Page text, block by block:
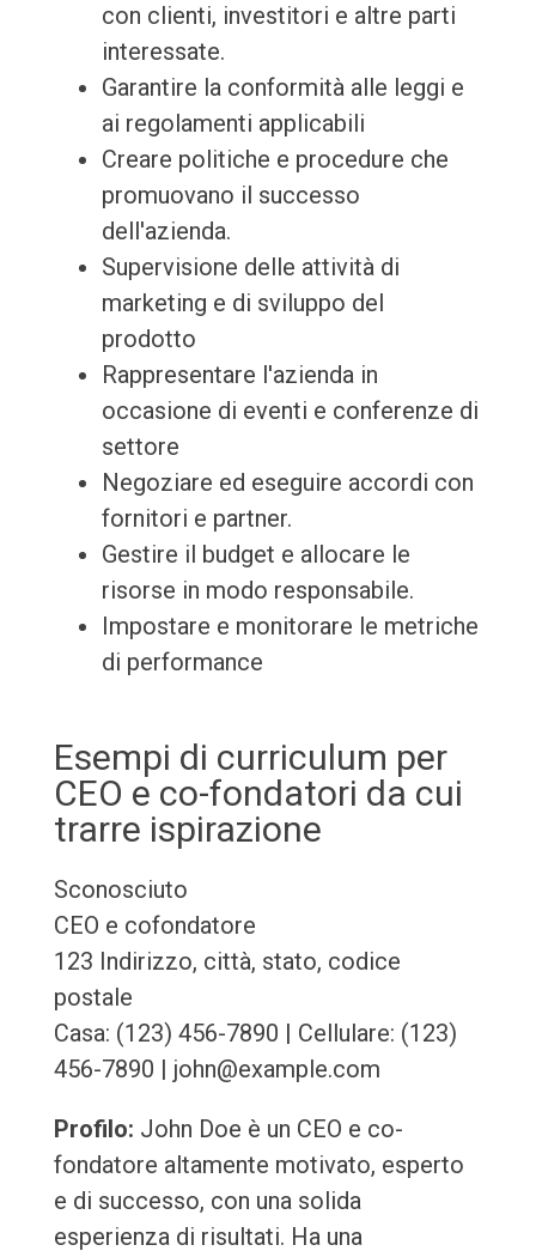
con clienti, investitori e altre parti
interessate.
Garantire la conformità alle leggi e
ai regolamenti applicabili
Creare politiche e procedure che
promuovano il successo
dell'azienda.
Supervisione delle attività di
marketing e di sviluppo del
prodotto
Rappresentare l'azienda in
occasione di eventi e conferenze di
settore
Negoziare ed eseguire accordi con
fornitori e partner.
Gestire il budget e allocare le
risorse in modo responsabile.
Impostare e monitorare le metriche
di performance
Esempi di curriculum per
CEO e co-fondatori da cui
trarre ispirazione
Sconosciuto
CEO e cofondatore
123 Indirizzo, città, stato, codice
postale
Casa: (123) 456-7890 | Cellulare: (123)
456-7890 | john@example.com
Profilo: John Doe è un CEO e co-
fondatore altamente motivato, esperto
e di successo, con una solida
esperienza di risultati. Ha una